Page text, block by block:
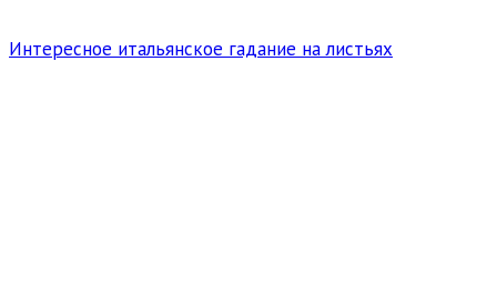
Интересное итальянское гадание на листьях